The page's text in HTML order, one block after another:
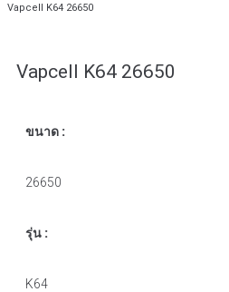
Vapcell K64 26650
Vapcell K64 26650
ขนาด :
26650
รุ่น :
K64